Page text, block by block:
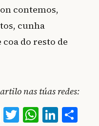
contemos,
cunha
do resto de
nas túas redes:
Facebook
Twitter